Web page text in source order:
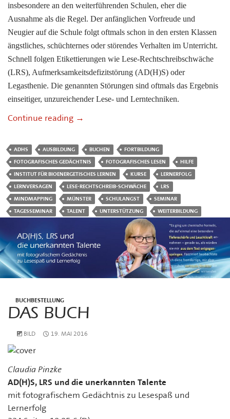
insbesondere an den weiterführenden Schulen, eher die
Ausnahme als die Regel. Der anfänglichen Vorfreude und
Neugier auf die Schule folgt oftmals schon in den ersten Klassen
ängstliches, schüchternes oder störendes Verhalten im Unterricht.
Schnell folgen Etikettierungen wie Lese-Rechtschreibschwäche
(LRS), Aufmerksamkeitsdefizitstörung (AD(H)S) oder
Legasthenie. Die genannten Störungen sind oftmals das Ergebnis
einseitiger, unzureichender Lese- und Lerntechniken.
Continue reading Infos zu den Seminaren (für Eltern und
→
ADHS AUSBILDUNG BUCHEN
FORTBILDUNG
FOTOGRAFISCHES GEDÄCHTNIS
FOTOGRAFISCHES LESEN
HILFE
INSTITUT FÜR BIOENERGETISCHES LERNEN
KURSE
LERNERFOLG
LERNVERSAGEN
LESE-RECHTSCHREIB-SCHWÄCHE
LRS
MINDMAPPING
MÜNSTER SCHULANGST
SEMINAR
TAGESSEMINAR
TALENT UNTERSTÜTZUNG WEITERBILDUNG
BUCHBESTELLUNG
DAS BUCH
BILD 19. MAI 2016
Claudia Pinzke
AD(H)S, LRS und die unerkannten Talente
mit fotografischem Gedächtnis zu Lesespaß und
Lernerfolg